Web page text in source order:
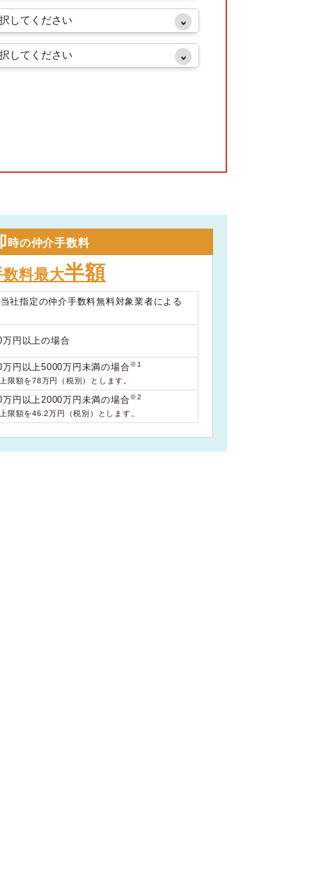
時の仲介手数料
数料最大半額
社指定の仲介手数料無料対象業者による
円以上の場合
円以上5000万円未満の場合※1
限額を78万円（税別）とします。
円以上2000万円未満の場合※2
限額を46.2万円（税別）とします。